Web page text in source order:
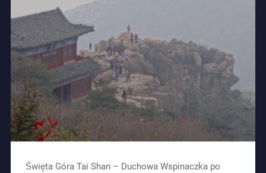
Święta Góra Tai Shan – Duchowa Wspinaczka po